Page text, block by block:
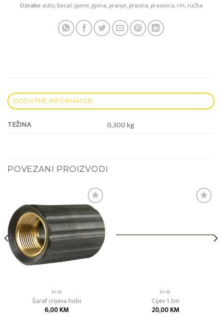
Oznakeauto,bacač pjene,pjena,pranje,praona,praonica,rm,ručka
DODATNE INFORMACIJE
TEŽINA 0,300 kg
POVEZANI PROIZVODI
Add to
wishlist
R+M
Šaraf crijeva hobi
6,00KM
R+M
Cijev 1.5m
20,00KM